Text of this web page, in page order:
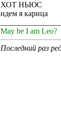
ХОТ НЬЮС
идем я карица
May be I am Leo?
Последний раз